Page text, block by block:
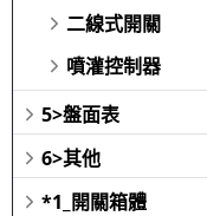
二線式開關
噴灌控制器
5>盤面表
6>其他
*1_開關箱體